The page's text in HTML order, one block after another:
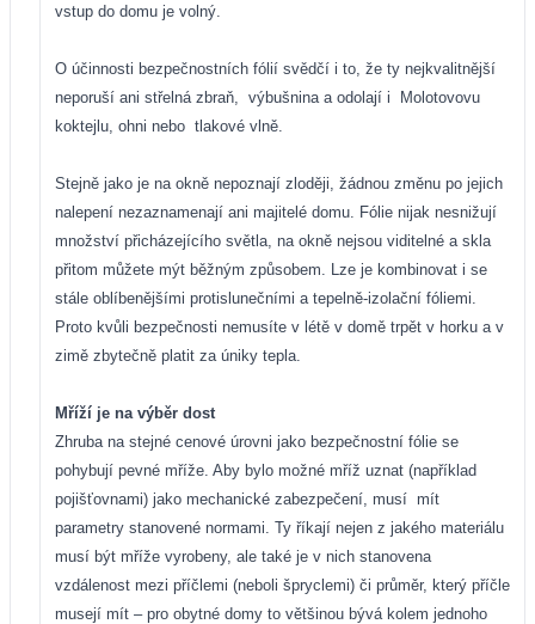
vstup do domu je volný.
O účinnosti bezpečnostních fólií svědčí i to, že ty nejkvalitnější
neporuší ani střelná zbraň,
výbušnina a odolají i
Molotovovu
koktejlu, ohni nebo tlakové vlně.
Stejně jako je na okně nepoznají zloději, žádnou změnu po jejich
nalepení nezaznamenají ani majitelé domu. Fólie nijak nesnižují
množství přicházejícího světla, na okně nejsou viditelné a skla
přitom můžete mýt běžným způsobem. Lze je kombinovat i se
stále oblíbenějšími protislunečními a tepelně-izolační fóliemi.
Proto kvůli bezpečnosti nemusíte v létě v domě trpět v horku a v
zimě zbytečně platit za úniky tepla.
Mříží je na výběr dost
Zhruba na stejné cenové úrovni jako bezpečnostní fólie se
pohybují pevné mříže. Aby bylo možné mříž uznat (například
pojišťovnami) jako mechanické zabezpečení, musí mít
parametry stanovené normami. Ty říkají nejen z jakého materiálu
musí být mříže vyrobeny, ale také je v nich stanovena
vzdálenost mezi příčlemi (neboli špryclemi) či průměr, který příčle
musejí mít – pro obytné domy to většinou bývá kolem jednoho